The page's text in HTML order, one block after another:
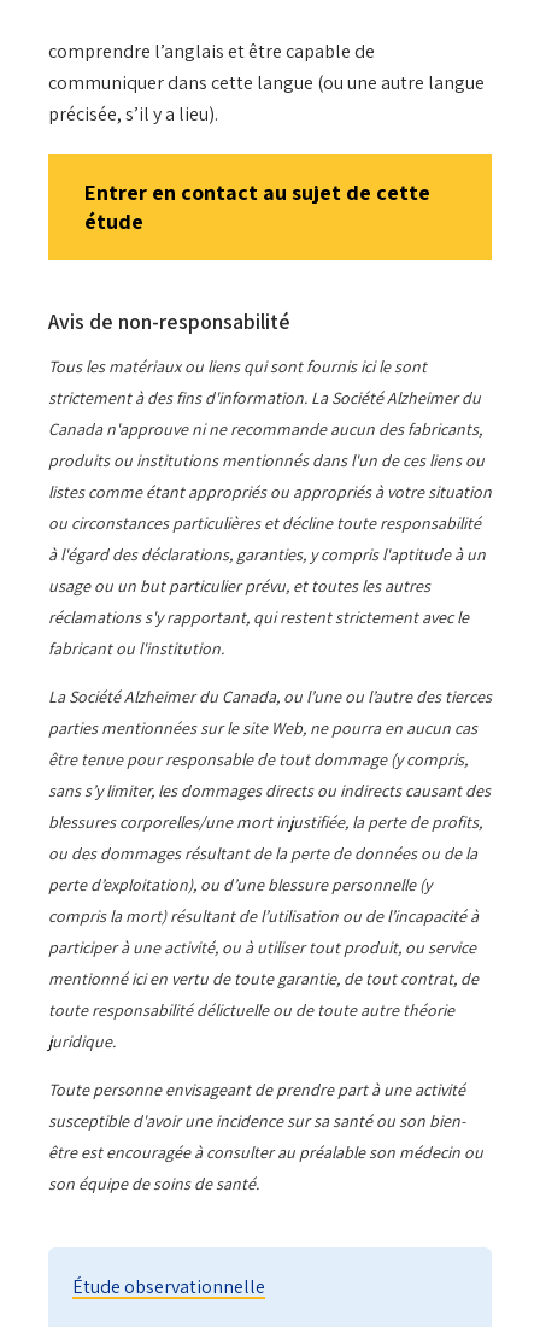
comprendre l’anglais et être capable de
communiquer dans cette langue (ou une autre langue
précisée, s’il y a lieu).
Entrer en contact au sujet de cette
étude
Avis de non-responsabilité
Tous les matériaux ou liens qui sont fournis ici le sont
strictement à des fins d'information. La Société Alzheimer du
Canada n'approuve ni ne recommande aucun des fabricants,
produits ou institutions mentionnés dans l'un de ces liens ou
listes comme étant appropriés ou appropriés à votre situation
ou circonstances particulières et décline toute responsabilité
à l'égard des déclarations, garanties, y compris l'aptitude à un
usage ou un but particulier prévu, et toutes les autres
réclamations s'y rapportant, qui restent strictement avec le
fabricant ou l'institution.
La Société Alzheimer du Canada, ou l’une ou l’autre des tierces
parties mentionnées sur le site Web, ne pourra en aucun cas
être tenue pour responsable de tout dommage (y compris,
sans s’y limiter, les dommages directs ou indirects causant des
blessures corporelles/une mort injustifiée, la perte de profits,
ou des dommages résultant de la perte de données ou de la
perte d’exploitation), ou d’une blessure personnelle (y
compris la mort) résultant de l’utilisation ou de l’incapacité à
participer à une activité, ou à utiliser tout produit, ou service
mentionné ici en vertu de toute garantie, de tout contrat, de
toute responsabilité délictuelle ou de toute autre théorie
juridique.
Toute personne envisageant de prendre part à une activité
susceptible d'avoir une incidence sur sa santé ou son bien-
être est encouragée à consulter au préalable son médecin ou
son équipe de soins de santé.
Étude observationnelle